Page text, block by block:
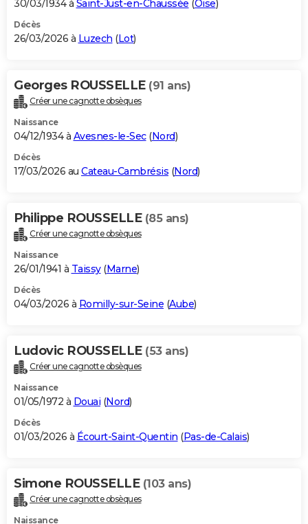
30/03/1934 à Saint-Just-en-Chaussée (Oise)
Décès
26/03/2026 à Luzech (Lot)
Georges ROUSSELLE (91 ans)
Créer une cagnotte obsèques
Naissance
04/12/1934 à Avesnes-le-Sec(Nord)
Décès
17/03/2026 au Cateau-Cambrésis (Nord)
Philippe ROUSSELLE (85 ans)
Créer une cagnotte obsèques
Naissance
26/01/1941 à Taissy(Marne)
Décès
04/03/2026 à Romilly-sur-Seine (Aube)
Ludovic ROUSSELLE (53 ans)
Créer une cagnotte obsèques
Naissance
01/05/1972 à Douai (Nord)
Décès
01/03/2026 à Écourt-Saint-Quentin (Pas-de-Calais)
Simone ROUSSELLE (103 ans)
Créer une cagnotte obsèques
Naissance